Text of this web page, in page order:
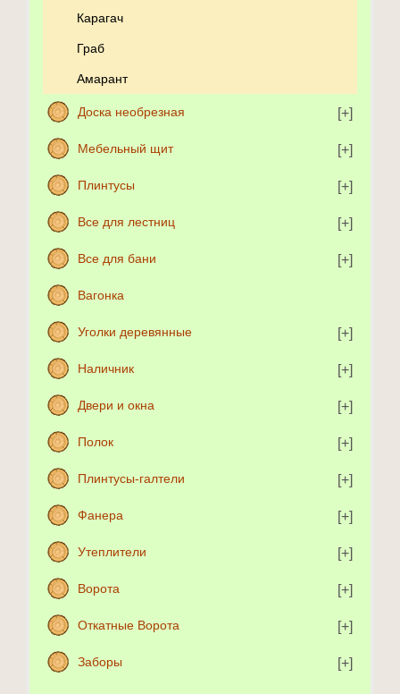
Карагач
Граб
Амарант
Доска необрезная
Мебельный щит
Плинтусы
Все для лестниц
Все для бани
Вагонка
Уголки деревянные
Наличник
Двери и окна
Полок
Плинтусы-галтели
Фанера
Утеплители
Ворота
Откатные Ворота
Заборы